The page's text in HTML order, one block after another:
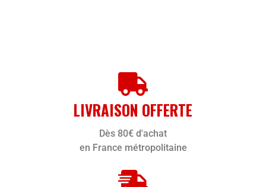
LIVRAISON OFFERTE
Dès 80€ d'achat
en France métropolitaine